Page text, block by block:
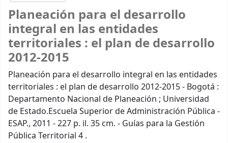
Planeación para el desarrollo
integral en las entidades
territoriales : el plan de desarrollo
2012-2015
Planeación para el desarrollo integral en las entidades
territoriales : el plan de desarrollo 2012-2015 - Bogotá :
Departamento Nacional de Planeación ; Universidad
de Estado.Escuela Superior de Administración Pública -
ESAP., 2011 - 227 p. il. 35 cm. - Guías para la Gestión
Pública Territorial 4 .